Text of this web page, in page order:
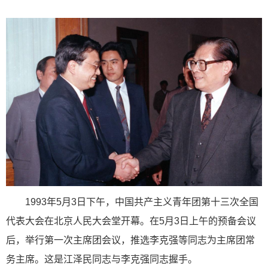
1993年5月3日下午，中国共产主义青年团第十三次全国
代表大会在北京人民大会堂开幕。在5月3日上午的预备会议
后，举行第一次主席团会议，推选李克强等同志为主席团常
务主席。这是江泽民同志与李克强同志握手。